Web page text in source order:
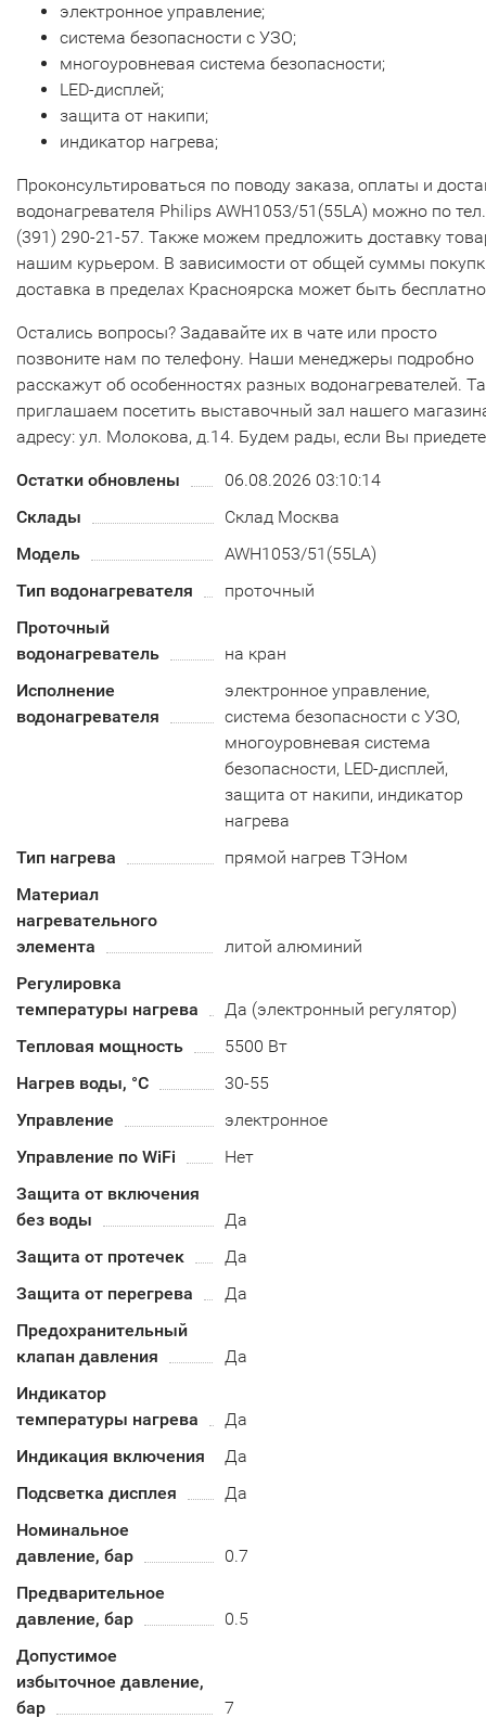
электронное управление;
система безопасности c УЗО;
многоуровневая система безопасности;
LED-дисплей;
защита от накипи;
индикатор нагрева;
Проконсультироваться по поводу заказа, оплаты и
водонагревателя Philips AWH1053/51(55LA) можно по
(391) 290-21-57. Также можем предложить доставку
нашим курьером. В зависимости от общей суммы
доставка в пределах Красноярска может быть
Остались вопросы? Задавайте их в чате или просто
позвоните нам по телефону. Наши менеджеры подробно
расскажут об особенностях разных водонагревателей.
приглашаем посетить выставочный зал нашего
адресу: ул. Молокова, д.14. Будем рады, если Вы
Остатки обновлены
06.08.2026 03:10:14
Склады
Склад Москва
Модель
AWH1053/51(55LA)
Тип водонагревателя
проточный
Проточный
водонагреватель
на кран
Исполнение
водонагревателя
электронное управление,
система безопасности c УЗО,
многоуровневая система
безопасности, LED-дисплей,
защита от накипи, индикатор
нагрева
Тип нагрева
прямой нагрев ТЭНом
Материал
нагревательного
элемента
литой алюминий
Регулировка
температуры нагрева
Да (электронный регулятор)
Тепловая мощность
5500 Вт
Нагрев воды, °С
30-55
Управление
электронное
Управление по WiFi
Нет
Защита от включения
без воды
Да
Защита от протечек
Да
Защита от перегрева
Да
Предохранительный
клапан давления
Да
Индикатор
температуры нагрева
Да
Индикация включения
Да
Подсветка дисплея
Да
Номинальное
давление, бар
0.7
Предварительное
давление, бар
0.5
Допустимое
избыточное давление,
бар
7